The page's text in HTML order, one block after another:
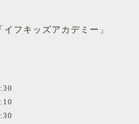
フキッズアカデミー」